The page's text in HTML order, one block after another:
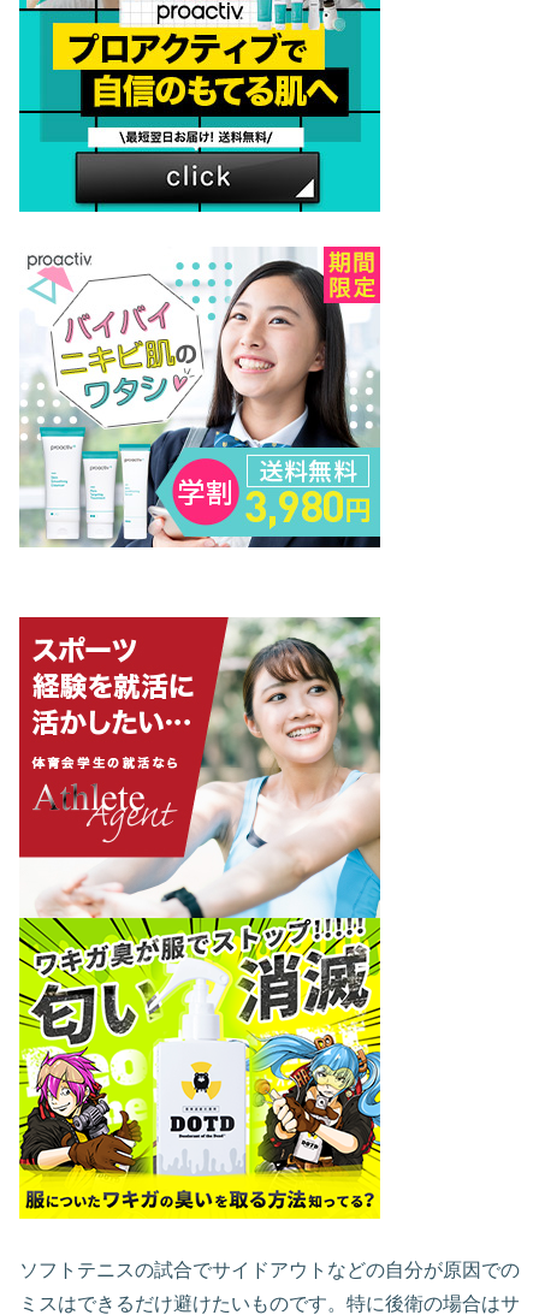
ソフトテニスの試合でサイドアウトなどの自分が原因での
ミスはできるだけ避けたいものです。特に後衛の場合はサ